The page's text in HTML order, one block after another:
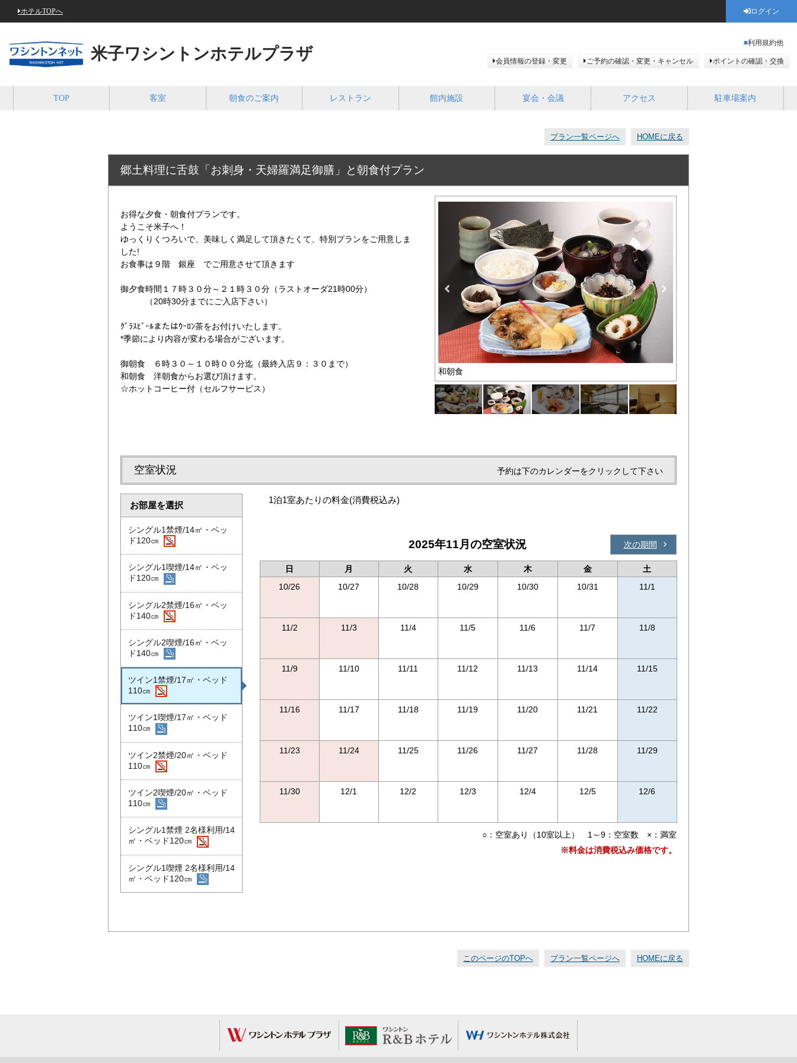
ホテルTOPへ ログイン
米子ワシントンホテルプラザ
利用規約他
会員情報の登録・変更 ご予約の確認・変更・キャンセル ポイントの確認・交換
TOP 客室 朝食のご案内 レストラン 館内施設 宴会・会議 アクセス 駐車場案内
プラン一覧ページへ HOMEに戻る
郷土料理に舌鼓「お刺身・天婦羅満足御膳」と朝食付プラン
お得な夕食・朝食付プランです。
ようこそ米子へ！
ゆっくりくつろいで、美味しく満足して頂きたくて、特別プランをご用意しま
した!
お食事は９階 銀座 でご用意させて頂きます
御夕食時間１７時３０分～２１時３０分（ラストオーダ21時00分）
（20時30分までにご入店下さい）
ｸﾞﾗｽﾋﾞｰﾙまたはｳｰﾛﾝ茶をお付けいたします。
*季節により内容が変わる場合がございます。
御朝食 ６時３０～１０時００分迄（最終入店９：３０まで）
和朝食 洋朝食からお選び頂けます。
☆ホットコーヒー付（セルフサービス）
ご宿泊のお客様限定です。 和朝食
空室状況 予約は下のカレンダーをクリックして下さい
お部屋を選択
シングル1禁煙/14㎡・ベッ
ド120㎝
シングル1喫煙/14㎡・ベッ
ド120㎝
シングル2禁煙/16㎡・ベッ
ド140㎝
シングル2喫煙/16㎡・ベッ
ド140㎝
ツイン1禁煙/17㎡・ベッド
110㎝
ツイン1喫煙/17㎡・ベッド
110㎝
ツイン2禁煙/20㎡・ベッド
110㎝
ツイン2喫煙/20㎡・ベッド
110㎝
シングル1禁煙 2名様利用/14
㎡・ベッド120㎝
シングル1喫煙 2名様利用/14
㎡・ベッド120㎝
1泊1室あたりの料金(消費税込み)
2025年11月の空室状況 次の期間
日 月 火 水 木 金
土
10/26
10/27 10/28 10/29 10/30 10/31 11/1
11/2 11/3 11/4 11/5 11/6 11/7 11/8
11/9 11/10 11/11 11/12 11/13 11/14 11/15
11/16 11/17 11/18 11/19 11/20 11/21 11/22
11/23 11/24 11/25 11/26 11/27 11/28 11/29
11/30 12/1 12/2 12/3 12/4 12/5 12/6
○：空室あり（10室以上） 1～9：空室数 ×：満室
※料金は消費税込み価格です。
このページのTOPへ プラン一覧ページへ HOMEに戻る